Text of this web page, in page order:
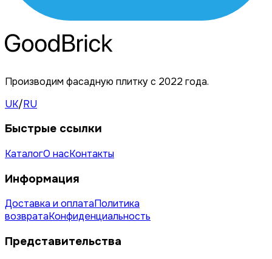
Производим фасадную плитку с 2022 года.
UK/RU
Быстрые ссылки
КаталогО насКонтакты
Информация
Доставка и оплатаПолитика
возвратаКонфиденциальность
Представительства